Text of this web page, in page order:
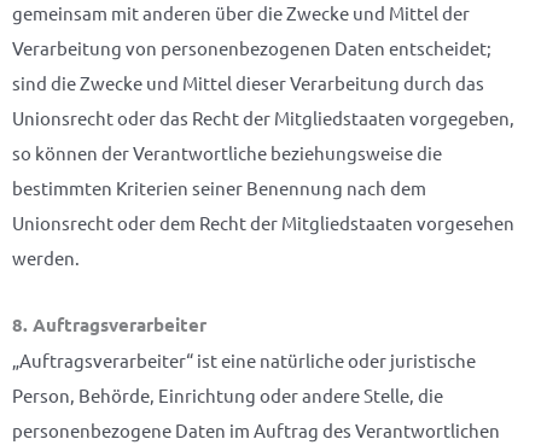
gemeinsam mit anderen über die Zwecke und Mittel der
Verarbeitung von personenbezogenen Daten entscheidet;
sind die Zwecke und Mittel dieser Verarbeitung durch das
Unionsrecht oder das Recht der Mitgliedstaaten vorgegeben,
so können der Verantwortliche beziehungsweise die
bestimmten Kriterien seiner Benennung nach dem
Unionsrecht oder dem Recht der Mitgliedstaaten vorgesehen
werden.
8. Auftragsverarbeiter
„Auftragsverarbeiter“ ist eine natürliche oder juristische
Person, Behörde, Einrichtung oder andere Stelle, die
personenbezogene Daten im Auftrag des Verantwortlichen